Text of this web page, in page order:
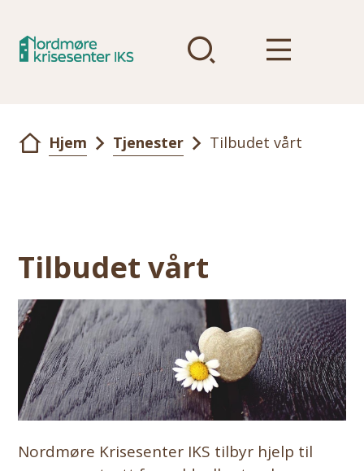
Forsiden
Du er her:
Hjem Tjenester Tilbudet vårt
Tilbudet vårt
Nordmøre Krisesenter IKS tilbyr hjelp til